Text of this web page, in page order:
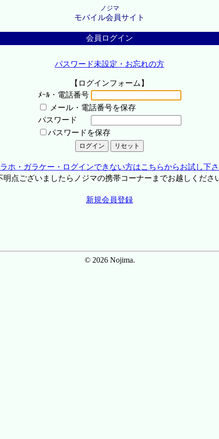
ノジマ
モバイル会員サイト
会員ログイン
パスワード未設定・お忘れの方
【ログインフォーム】
ﾒｰﾙ・電話番号
メール・電話番号を保存
パスワード
パスワードを保存
ホ・ガラケー・ログインできない方はこちらからお試し下
点ございましたらノジマの携帯コーナーまでお越しくださ
新規会員登録
© 2026 Nojima.